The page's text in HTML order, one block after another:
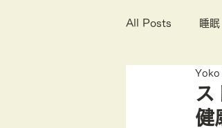
All Posts 睡眠
心理社会的安
ス
健
Yoko